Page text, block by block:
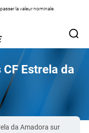
la valeur nominale.
Estrela da
da Amadora sur